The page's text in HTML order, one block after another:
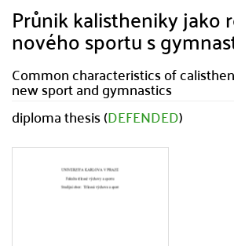
Průnik kalistheniky jako
nového sportu s
Common characteristics of
new sport and gymnastics
diploma thesis (DEFENDED)